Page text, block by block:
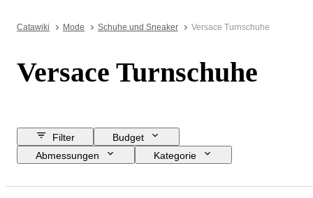
Catawiki Mode Schuhe und Sneaker Versace Turnschuhe
Versace Turnschuhe
Filter
Budget
Abmessungen
Kategorie